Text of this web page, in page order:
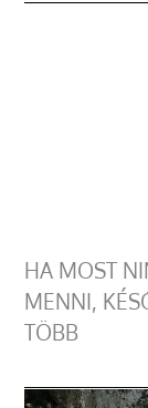
HA MOST
MENNI,
TÖBB